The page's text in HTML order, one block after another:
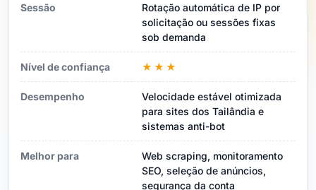
Sessão
Rotação automática de IP por
solicitação ou sessões fixas
sob demanda
Nível de confiança ★★★
Desempenho
Velocidade estável otimizada
para sites dos Tailândia e
sistemas anti-bot
Melhor para
Web scraping, monitoramento
SEO, seleção de anúncios,
segurança da conta